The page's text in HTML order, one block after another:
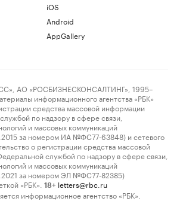
iOS
Android
AppGallery
АО «РОСБИЗНЕСКОНСАЛТИНГ», 1995–
информационного агентства «РБК»
средства массовой информации
по надзору в сфере связи,
и массовых коммуникаций
за номером ИА №ФС77-63848) и сетевого
о регистрации средства массовой
службой по надзору в сфере связи,
и массовых коммуникаций
за номером ЭЛ №ФС77-82385)
«РБК».
18+ letters@rbc.ru
информационное агентство «РБК».